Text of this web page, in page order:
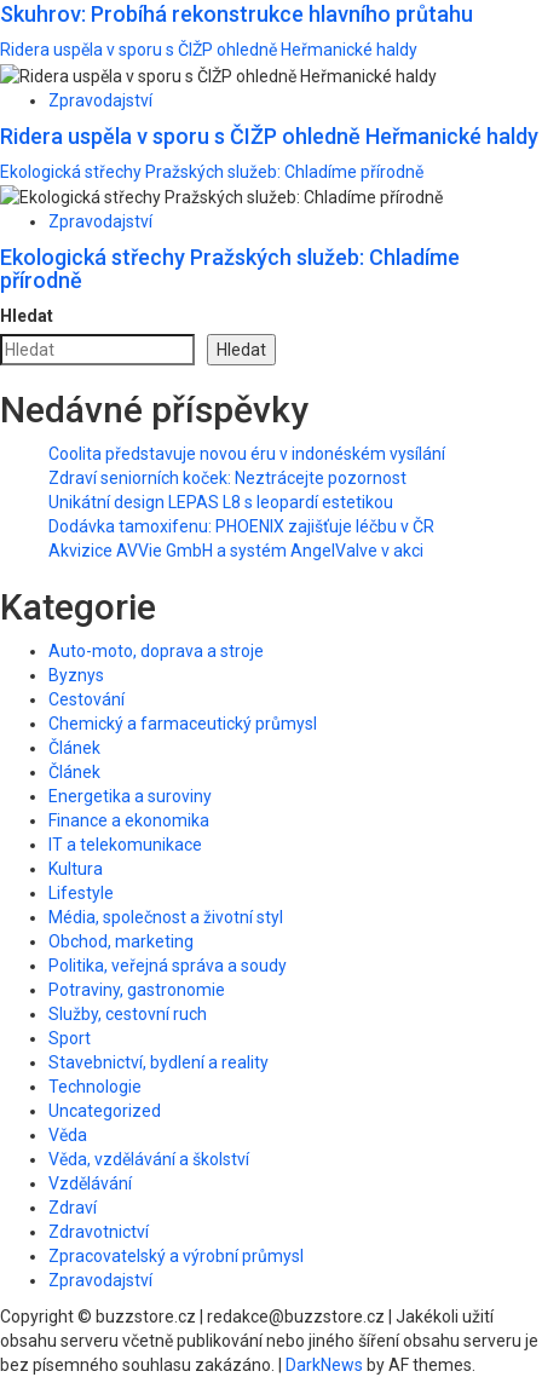
Skuhrov: Probíhá rekonstrukce hlavního průtahu
Ridera uspěla v sporu s ČIŽP ohledně Heřmanické haldy
Zpravodajství
Ridera uspěla v sporu s ČIŽP ohledně Heřmanické haldy
Ekologická střechy Pražských služeb: Chladíme přírodně
Zpravodajství
Ekologická střechy Pražských služeb: Chladíme
přírodně
Hledat
Hledat
Nedávné příspěvky
Coolita představuje novou éru v indonéském vysílání
Zdraví seniorních koček: Neztrácejte pozornost
Unikátní design LEPAS L8 s leopardí estetikou
Dodávka tamoxifenu: PHOENIX zajišťuje léčbu v ČR
Akvizice AVVie GmbH a systém AngelValve v akci
Kategorie
Auto-moto, doprava a stroje
Byznys
Cestování
Chemický a farmaceutický průmysl
Článek
Článek
Energetika a suroviny
Finance a ekonomika
IT a telekomunikace
Kultura
Lifestyle
Média, společnost a životní styl
Obchod, marketing
Politika, veřejná správa a soudy
Potraviny, gastronomie
Služby, cestovní ruch
Sport
Stavebnictví, bydlení a reality
Technologie
Uncategorized
Věda
Věda, vzdělávání a školství
Vzdělávání
Zdraví
Zdravotnictví
Zpracovatelský a výrobní průmysl
Zpravodajství
Copyright © buzzstore.cz | redakce@buzzstore.cz | Jakékoli užití
obsahu serveru včetně publikování nebo jiného šíření obsahu serveru je
bez písemného souhlasu zakázáno.
DarkNews by AF themes.